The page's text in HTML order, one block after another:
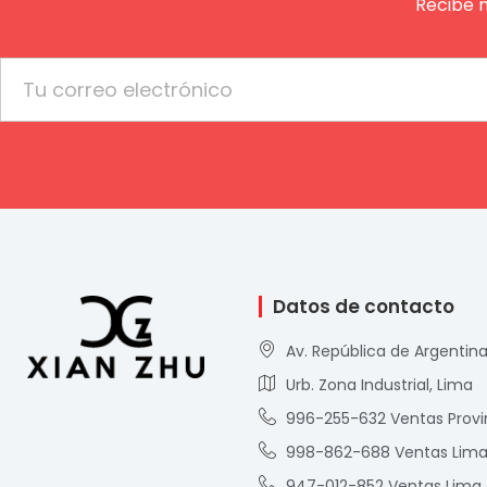
Datos de contacto
Av. República de
Urb. Zona Industrial, Lima
996-255-632 Ventas
998-862-688 Ventas